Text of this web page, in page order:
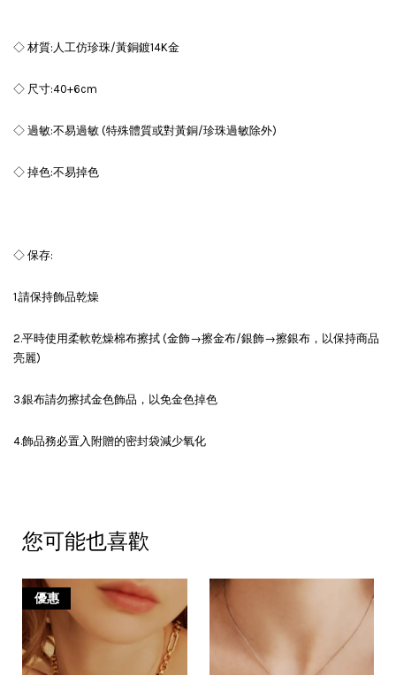
◇ 材質:人工仿珍珠/黃銅鍍14K金
◇ 尺寸:40+6cm
◇ 過敏:不易過敏 (特殊體質或對黃銅/珍珠過敏除外)
◇ 掉色:不易掉色
◇ 保存:
1.請保持飾品乾燥
2.平時使用柔軟乾燥棉布擦拭 (金飾→擦金布/銀飾→擦銀布，以保持商品
亮麗)
3.銀布請勿擦拭金色飾品，以免金色掉色
4.飾品務必置入附贈的密封袋減少氧化
您可能也喜歡
優惠